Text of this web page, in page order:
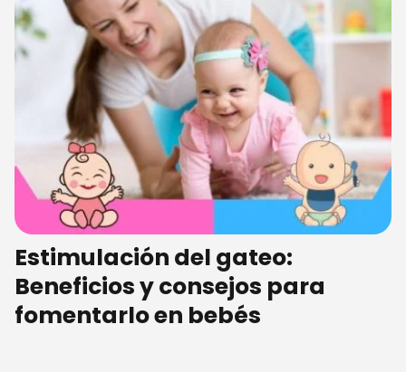
Estimulación del gateo:
Beneficios y consejos para
fomentarlo en bebés